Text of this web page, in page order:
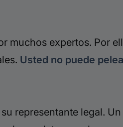
muchos expertos. Por
Usted no puede
representante legal. Un